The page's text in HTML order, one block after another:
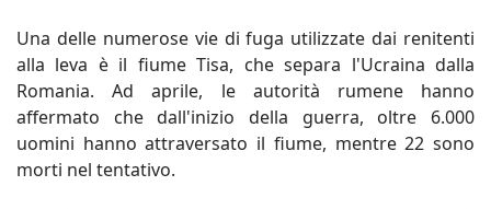
Una delle numerose vie di fuga utilizzate dai renitenti
alla leva è il fiume Tisa, che separa l'Ucraina dalla
Romania. Ad aprile, le autorità rumene hanno
affermato che dall'inizio della guerra, oltre 6.000
uomini hanno attraversato il fiume, mentre 22 sono
morti nel tentativo.